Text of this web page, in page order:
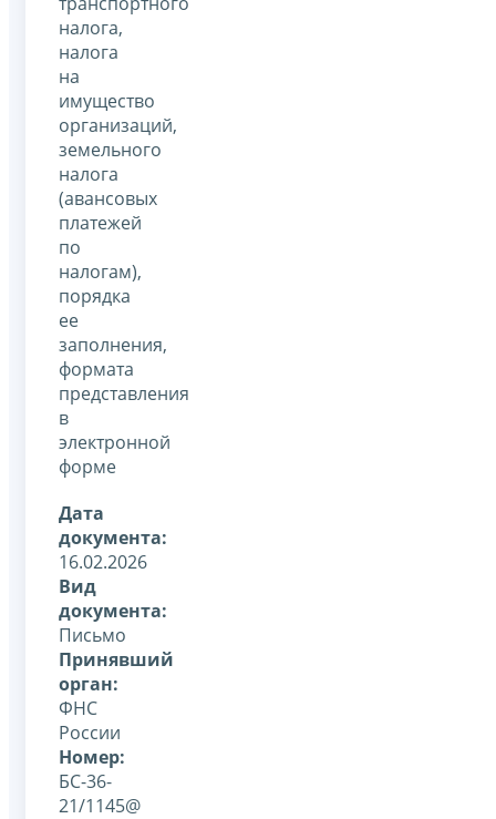
налога,
налога
на
имущество
организаций,
земельного
налога
(авансовых
платежей
по
налогам),
порядка
ее
заполнения,
формата
представления
в
электронной
форме
Дата
документа:
16.02.2026
Вид
документа:
Письмо
Принявший
орган:
ФНС
России
Номер:
БС-36-
21/1145@